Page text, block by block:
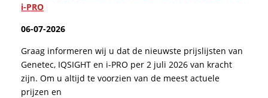
i-PRO
06-07-2026
Graag informeren wij u dat de nieuwste prijslijsten van
Genetec, IQSIGHT en i-PRO per 2 juli 2026 van kracht
zijn. Om u altijd te voorzien van de meest actuele
prijzen en